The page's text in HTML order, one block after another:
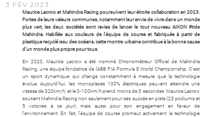
3 FÉV 2023
Maurice Lacroix et Mahindra Racing poursuivent leur étroite collaboration en 2023.
Fortes de leurs valeurs communes, notamment leur envie de vivre dans un monde
plus vert, les deux sociétés sont ravies de lancer le tout nouveau AIKON #tide
Mahindra. Habillée aux couleurs de l’équipe de course et fabriquée à partir de
plastique recyclé issu des océans, cette montre urbaine contribue à la bonne cause
d’un monde plus propre pour tous.
En 2020, Maurice Lacroix a été nommé Chronométreur Officiel de Mahindra
Racing, une équipe fondatrice de l’ABB FIA Formula E World Championship. C’est
un sport dynamique qui change constamment à mesure que la technologie
évolue. Aujourd’hui, les monoplaces 100% électriques peuvent atteindre une
vitesse de 320km/h, et le 0-100km/h prend moins de 3 secondes. Maurice Lacroix
soutient Mahindra Racing non seulement pour ses succès en piste (23 podiums et
5 victoires à ce jour), mais aussi pour son engagement en faveur de
l’environnement. En fait, l’équipe de course promeut activement la technologie